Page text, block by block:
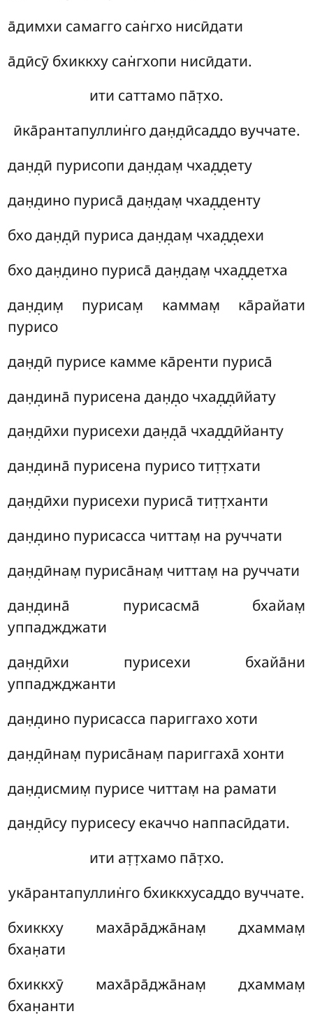
а̄димхи самагго сан̇гхо нисӣдати
а̄дӣсӯ бхиккху сан̇гхопи нисӣдати.
ити саттамо па̄т̣хо.
ӣка̄рантапуллин̇го дан̣д̣ӣсаддо вуччате.
дан̣д̣ӣ пурисопи дан̣д̣ам̣ чхад̣д̣ету
дан̣д̣ино пуриса̄ дан̣д̣ам̣ чхад̣д̣енту
бхо дан̣д̣ӣ пуриса дан̣д̣ам̣ чхад̣д̣ехи
бхо дан̣д̣ино пуриса̄ дан̣д̣ам̣ чхад̣д̣етха
дан̣д̣им̣ пурисам̣ каммам̣ ка̄райати
пурисо
дан̣д̣ӣ пурисе камме ка̄ренти пуриса̄
дан̣д̣ина̄ пурисена дан̣д̣о чхад̣д̣ӣйату
дан̣д̣ӣхи пурисехи дан̣д̣а̄ чхад̣д̣ӣйанту
дан̣д̣ина̄ пурисена пурисо тит̣т̣хати
дан̣д̣ӣхи пурисехи пуриса̄ тит̣т̣ханти
дан̣д̣ино пурисасса читтам̣ на руччати
дан̣д̣ӣнам̣ пуриса̄нам̣ читтам̣ на руччати
дан̣д̣ина̄ пурисасма̄ бхайам̣
уппаджджати
дан̣д̣ӣхи пурисехи бхайа̄ни
уппаджджанти
дан̣д̣ино пурисасса париггахо хоти
дан̣д̣ӣнам̣ пуриса̄нам̣ париггаха̄ хонти
дан̣д̣исмим̣ пурисе читтам̣ на рамати
дан̣д̣ӣсу пурисесу екаччо наппасӣдати.
ити ат̣т̣хамо па̄т̣хо.
ука̄рантапуллин̇го бхиккхусаддо вуччате.
бхиккху маха̄ра̄джа̄нам̣ дхаммам̣
бхан̣ати
бхиккхӯ маха̄ра̄джа̄нам̣ дхаммам̣
бхан̣анти